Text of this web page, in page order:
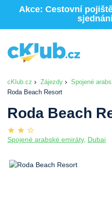
Akce: Cestovní
cKlub.cz Zájezdy Spojené
Roda Beach Resort
Roda Beach
Spojené arabské emiráty, Dubai